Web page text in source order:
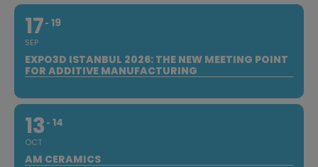
17
SEP
19
EXPO3D ISTANBUL 2026: THE NEW MEETING POINT
FOR ADDITIVE MANUFACTURING
13
OCT
14
AM CERAMICS